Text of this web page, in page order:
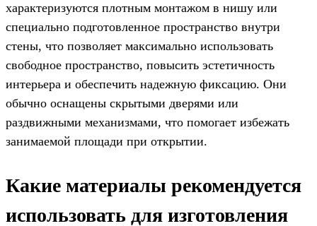
характеризуются плотным монтажом в нишу или
специально подготовленное пространство внутри
стены, что позволяет максимально использовать
свободное пространство, повысить эстетичность
интерьера и обеспечить надежную фиксацию. Они
обычно оснащены скрытыми дверями или
раздвижными механизмами, что помогает избежать
занимаемой площади при открытии.
Какие материалы рекомендуется
использовать для изготовления